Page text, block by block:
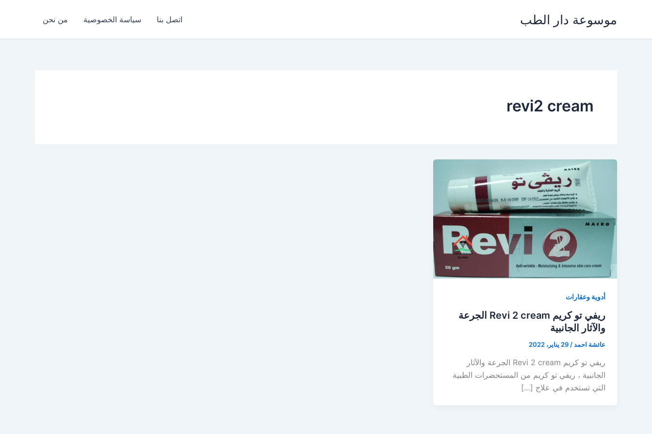
موسوعة دار الطب اتصل بنا سياسة الخصوصية من نحن
revi2 cream
أدوية وعقارات
ريفي تو كريم Revi 2 cream الجرعة
والآثار الجانبية
عائشة احمد/ 29 يناير، 2022
ريفي تو كريم Revi 2 cream الجرعة والآثار
الجانبية ، ريفي تو كريم من المستحضرات الطبية
التي تستخدم في علاج […]